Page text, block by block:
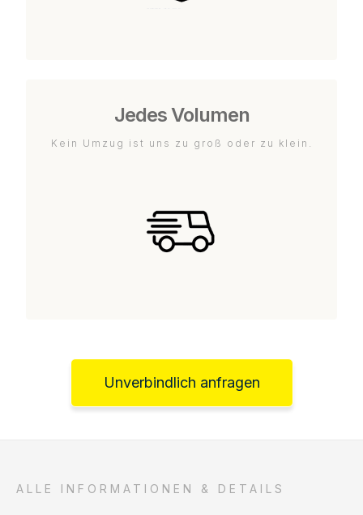
Jedes Volumen
Kein Umzug ist uns zu groß oder zu klein.
Unverbindlich anfragen
ALLE INFORMATIONEN & DETAILS